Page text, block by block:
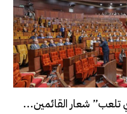
تلعب” شعار القائمين...